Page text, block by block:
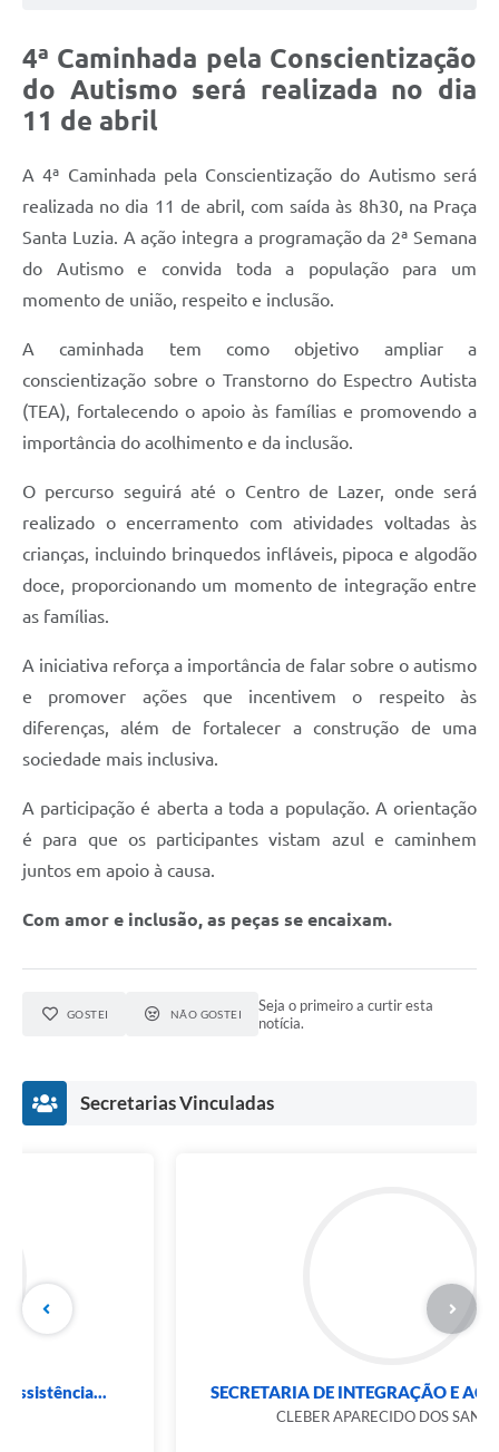
4ª Caminhada pela Conscientização
do Autismo será realizada no dia
11 de abril
A 4ª Caminhada pela Conscientização do Autismo será
realizada no dia 11 de abril, com saída às 8h30, na Praça
Santa Luzia. A ação integra a programação da 2ª Semana
do Autismo e convida toda a população para um
momento de união, respeito e inclusão.
A caminhada tem como objetivo ampliar a
conscientização sobre o Transtorno do Espectro Autista
(TEA), fortalecendo o apoio às famílias e promovendo a
importância do acolhimento e da inclusão.
O percurso seguirá até o Centro de Lazer, onde será
realizado o encerramento com atividades voltadas às
crianças, incluindo brinquedos infláveis, pipoca e algodão
doce, proporcionando um momento de integração entre
as famílias.
A iniciativa reforça a importância de falar sobre o autismo
e promover ações que incentivem o respeito às
diferenças, além de fortalecer a construção de uma
sociedade mais inclusiva.
A participação é aberta a toda a população. A orientação
é para que os participantes vistam azul e caminhem
juntos em apoio à causa.
Com amor e inclusão, as peças se encaixam.
GOSTEI NÃO GOSTEI
Seja o primeiro a curtir esta
notícia.
Secretarias Vinculadas
SECRETARIA DE INTEGRAÇÃO E AÇÃO SOCIAL
CLEBER APARECIDO DOS SANTOS